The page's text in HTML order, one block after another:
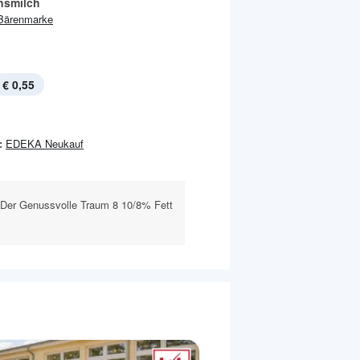
€ 0,55
EDEKA Neukauf
Genussvolle Traum 8 10/8% Fett